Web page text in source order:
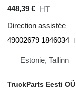
448,39 € HT
Direction assistée
49002679 1846034
Estonie, Tallinn
TruckParts Eesti OÜ